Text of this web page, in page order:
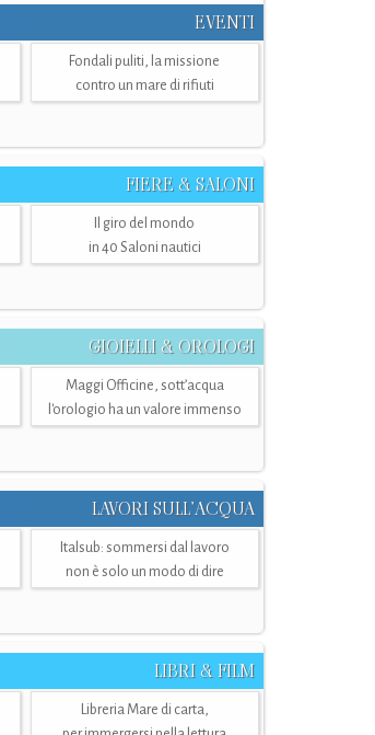
EVENTI
Fondali puliti, la missione
contro un mare di rifiuti
FIERE & SALONI
Il giro del mondo
in 40 Saloni nautici
GIOIELLI & OROLOGI
Maggi Officine, sott’acqua
l'orologio ha un valore immenso
LAVORI SULL’ACQUA
Italsub: sommersi dal lavoro
non è solo un modo di dire
LIBRI & FILM
Libreria Mare di carta,